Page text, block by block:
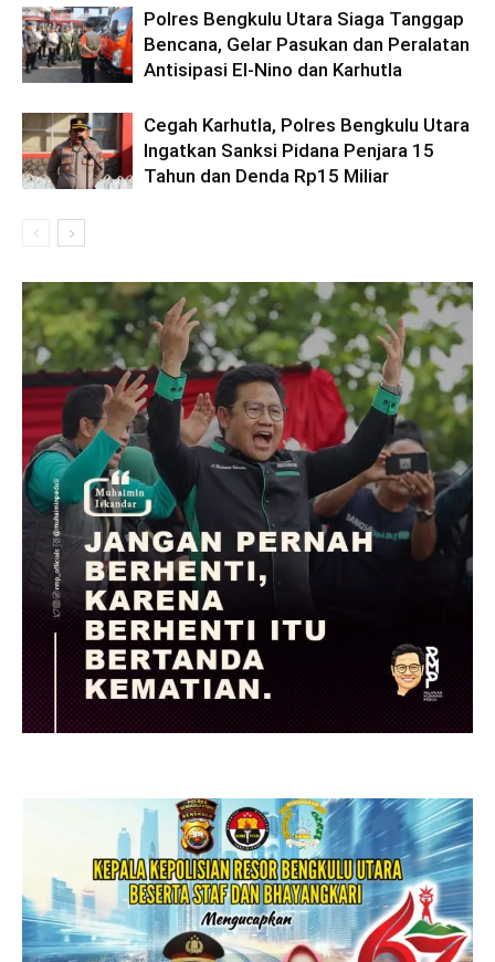
Polres Bengkulu Utara Siaga Tanggap
Bencana, Gelar Pasukan dan Peralatan
Antisipasi El-Nino dan Karhutla
Cegah Karhutla, Polres Bengkulu Utara
Ingatkan Sanksi Pidana Penjara 15
Tahun dan Denda Rp15 Miliar